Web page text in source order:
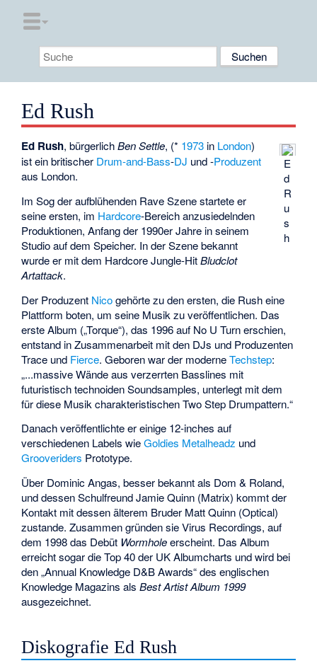
Ed Rush
E
d
R
u
s
h
Ed Rush, bürgerlichBen Settle, (* 1973 in London)
ist ein britischer Drum-and-Bass-DJ und -Produzent
aus London.
Im Sog der aufblühenden Rave Szene startete er
seine ersten, im Hardcore-Bereich anzusiedelnden
Produktionen, Anfang der 1990er Jahre in seinem
Studio auf dem Speicher. In der Szene bekannt
wurde er mit dem Hardcore Jungle-HitBludclot
Artattack.
Der Produzent Nicogehörte zu den ersten, die Rush eine
Plattform boten, um seine Musik zu veröffentlichen. Das
erste Album („Torque“), das 1996 auf No U Turn erschien,
entstand in Zusammenarbeit mit den DJs und Produzenten
Trace und Fierce. Geboren war der moderneTechstep:
„...massive Wände aus verzerrten Basslines mit
futuristisch technoiden Soundsamples, unterlegt mit dem
für diese Musik charakteristischen Two Step Drumpattern.“
Danach veröffentlichte er einige 12-inches auf
verschiedenen Labels wieGoldies Metalheadz und
Grooveriders Prototype.
Über Dominic Angas, besser bekannt als Dom & Roland,
und dessen Schulfreund Jamie Quinn (Matrix) kommt der
Kontakt mit dessen älterem Bruder Matt Quinn (Optical)
zustande. Zusammen gründen sie Virus Recordings, auf
dem 1998 das Debüt Wormholeerscheint. Das Album
erreicht sogar die Top 40 der UK Albumcharts und wird bei
den „Annual Knowledge D&B Awards“ des englischen
Knowledge Magazins alsBest Artist Album 1999
ausgezeichnet.
Diskografie Ed Rush